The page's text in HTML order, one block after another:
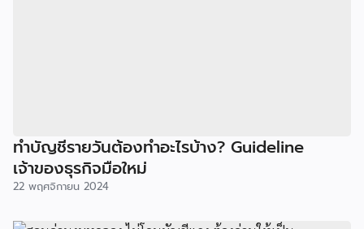
ทำบัญชีรายวันต้องทำอะไรบ้าง? Guideline
เจ้าของธุรกิจมือใหม่
22 พฤศจิกายน 2024